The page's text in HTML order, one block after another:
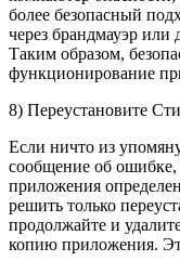
более безопасный
через брандмауэр или
Таким образом,
функционирование
8) Переустановите
Если ничто из
сообщение об ошибке,
приложения
решить только
продолжайте и
копию приложения.